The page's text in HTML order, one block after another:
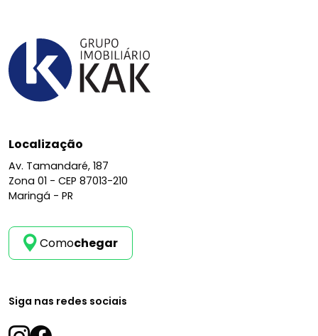
Localização
Av. Tamandaré, 187
Zona 01 - CEP 87013-210
Maringá - PR
Comochegar
Siga nas redes sociais